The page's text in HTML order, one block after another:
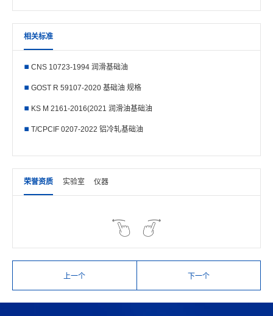
相关标准
CNS 10723-1994 润滑基础油
GOST R 59107-2020 基础油 规格
KS M 2161-2016(2021 润滑油基础油
T/CPCIF 0207-2022 铝冷轧基础油
荣誉资质 实验室 仪器
上一个 下一个